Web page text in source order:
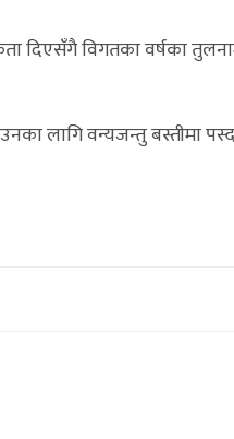
दिएसँगै विगतका वर्षका
लागि वन्यजन्तु बस्तीमा